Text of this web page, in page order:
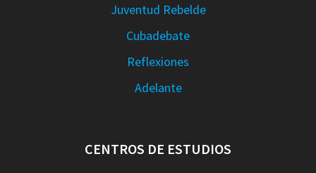
Juventud Rebelde
Cubadebate
Reflexiones
Adelante
CENTROS DE ESTUDIOS